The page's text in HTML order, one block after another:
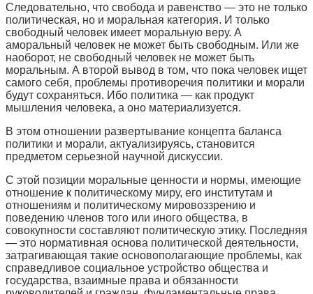
Следовательно, что свобода и равенство — это не только
политическая, но и моральная категория. И только
свободный человек имеет моральную веру. А
аморальный человек не может быть свободным. Или же
наоборот, не свободный человек не может быть
моральным. А второй вывод в том, что пока человек ищет
самого себя, проблемы противоречия политики и морали
будут сохраняться. Ибо политика — как продукт
мышления человека, а оно материализуется.
В этом отношении развертывание концепта баланса
политики и морали, актуализируясь, становится
предметом серьезной научной дискуссии.
С этой позиции моральные ценности и нормы, имеющие
отношение к политическому миру, его институтам и
отношениям и политическому мировоззрению и
поведению членов того или иного общества, в
совокупности составляют политическую этику. Последняя
— это нормативная основа политической деятельности,
затрагивающая такие основополагающие проблемы, как
справедливое социальное устройство общества и
государства, взаимные права и обязанности